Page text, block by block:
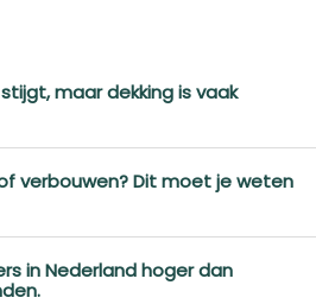
maar dekking is vaak
verbouwen? Dit moet je weten
in Nederland hoger dan